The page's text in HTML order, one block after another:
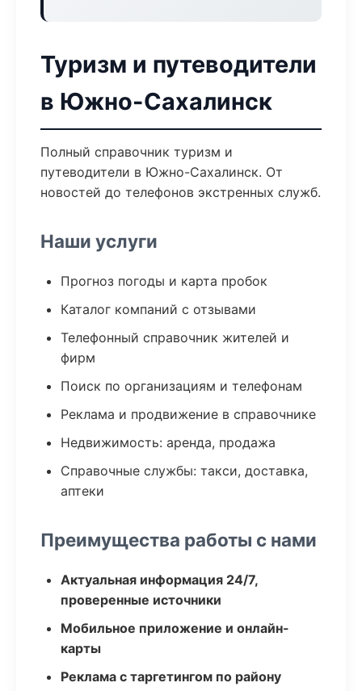
Туризм и путеводители
в Южно-Сахалинск
Полный справочник туризм и
путеводители в Южно-Сахалинск. От
новостей до телефонов экстренных служб.
Наши услуги
Прогноз погоды и карта пробок
Каталог компаний с отзывами
Телефонный справочник жителей и
фирм
Поиск по организациям и телефонам
Реклама и продвижение в справочнике
Недвижимость: аренда, продажа
Справочные службы: такси, доставка,
аптеки
Преимущества работы с нами
Актуальная информация 24/7,
проверенные источники
Мобильное приложение и онлайн-
карты
Реклама с таргетингом по району